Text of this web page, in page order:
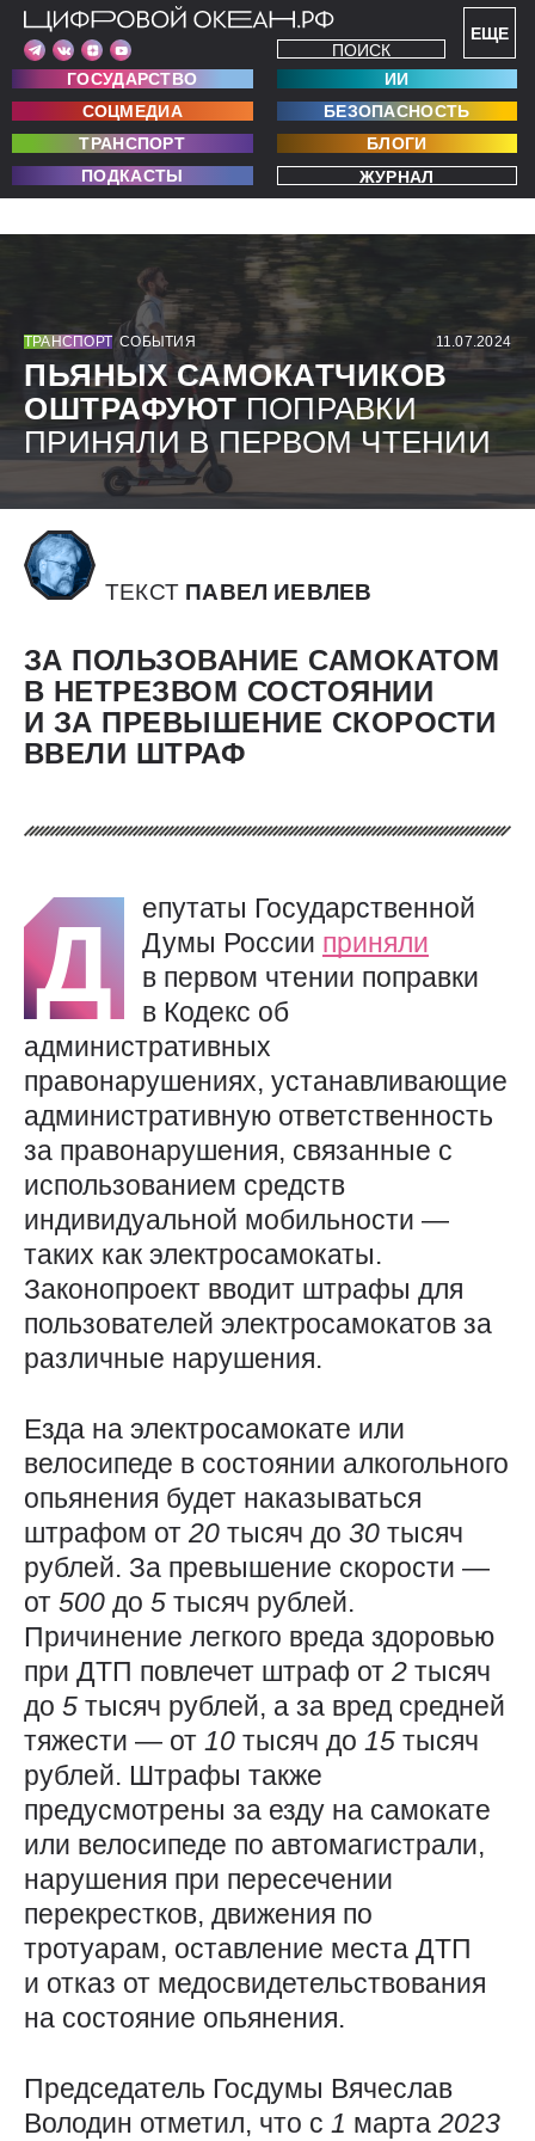
ЕЩЕ
ПОИСК
ГОСУДАРСТВО
ИИ
СОЦМЕДИА
БЕЗОПАСНОСТЬ
ТРАНСПОРТ
БЛОГИ
ПОДКАСТЫ
ЖУРНАЛ
ТРАНСПОРТ СОБЫТИЯ 11.07.2024
ПЬЯНЫХ САМОКАТЧИКОВ
ОШТРАФУЮТ ПОПРАВКИ
ПРИНЯЛИ В ПЕРВОМ ЧТЕНИИ
ТЕКСТ ПАВЕЛ ИЕВЛЕВ
ЗА ПОЛЬЗОВАНИЕ САМОКАТОМ
В НЕТРЕЗВОМ СОСТОЯНИИ
И ЗА ПРЕВЫШЕНИЕ СКОРОСТИ
ВВЕЛИ ШТРАФ
Д
епутаты Государственной
Думы России приняли
в первом чтении поправки
в Кодекс об
административных
правонарушениях, устанавливающие
административную ответственность
за правонарушения, связанные с
использованием средств
индивидуальной мобильности —
таких как электросамокаты.
Законопроект вводит штрафы для
пользователей электросамокатов за
различные нарушения.
Езда на электросамокате или
велосипеде в состоянии алкогольного
опьянения будет наказываться
штрафом от 20 тысяч до 30 тысяч
рублей. За превышение скорости —
от 500 до 5 тысяч рублей.
Причинение легкого вреда здоровью
при ДТП повлечет штраф от 2 тысяч
до 5 тысяч рублей, а за вред средней
тяжести — от 10 тысяч до 15 тысяч
рублей. Штрафы также
предусмотрены за езду на самокате
или велосипеде по автомагистрали,
нарушения при пересечении
перекрестков, движения по
тротуарам, оставление места ДТП
и отказ от медосвидетельствования
на состояние опьянения.
Председатель Госдумы Вячеслав
Володин отметил, что с 1 марта 2023